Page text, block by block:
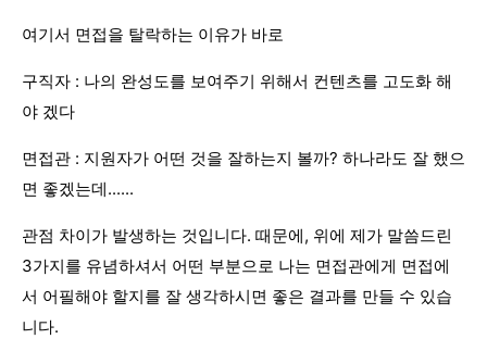
여기서 면접을 탈락하는 이유가 바로
구직자 : 나의 완성도를 보여주기 위해서 컨텐츠를 고도화 해
야 겠다
면접관 : 지원자가 어떤 것을 잘하는지 볼까? 하나라도 잘 했으
면 좋겠는데......
관점 차이가 발생하는 것입니다. 때문에, 위에 제가 말씀드린
3가지를 유념하셔서 어떤 부분으로 나는 면접관에게 면접에
서 어필해야 할지를 잘 생각하시면 좋은 결과를 만들 수 있습
니다.